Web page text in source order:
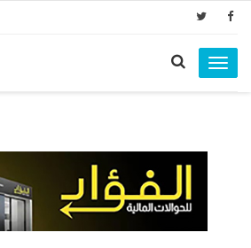
Toggle
navigation